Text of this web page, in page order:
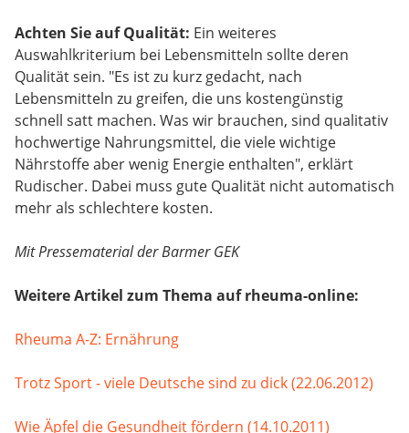
Achten Sie auf Qualität: Ein weiteres
Auswahlkriterium bei Lebensmitteln sollte deren
Qualität sein. "Es ist zu kurz gedacht, nach
Lebensmitteln zu greifen, die uns kostengünstig
schnell satt machen. Was wir brauchen, sind qualitativ
hochwertige Nahrungsmittel, die viele wichtige
Nährstoffe aber wenig Energie enthalten", erklärt
Rudischer. Dabei muss gute Qualität nicht automatisch
mehr als schlechtere kosten.
Mit Pressematerial der Barmer GEK
Weitere Artikel zum Thema auf rheuma-online:
Rheuma A-Z: Ernährung
Trotz Sport - viele Deutsche sind zu dick (22.06.2012)
Wie Äpfel die Gesundheit fördern (14.10.2011)